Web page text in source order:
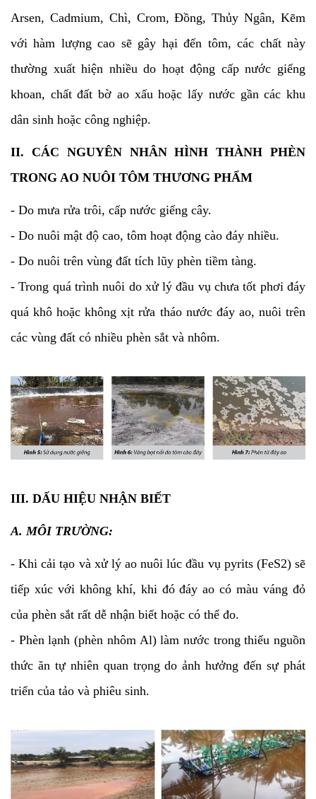
Arsen, Cadmium, Chì, Crom, Đồng, Thủy Ngân, Kẽm
với hàm lượng cao sẽ gây hại đến tôm, các chất này
thường xuất hiện nhiều do hoạt động cấp nước giếng
khoan, chất đất bờ ao xấu hoặc lấy nước gần các khu
dân sinh hoặc công nghiệp.
II. CÁC NGUYÊN NHÂN HÌNH THÀNH PHÈN
TRONG AO NUÔI TÔM THƯƠNG PHẨM
- Do mưa rửa trôi, cấp nước giếng cây.
- Do nuôi mật độ cao, tôm hoạt động cào đáy nhiều.
- Do nuôi trên vùng đất tích lũy phèn tiềm tàng.
- Trong quá trình nuôi do xử lý đầu vụ chưa tốt phơi đáy
quá khô hoặc không xịt rửa tháo nước đáy ao, nuôi trên
các vùng đất có nhiều phèn sắt và nhôm.
III. DẤU HIỆU NHẬN BIẾT
A. MÔI TRƯỜNG:
- Khi cải tạo và xử lý ao nuôi lúc đầu vụ pyrits (FeS2) sẽ
tiếp xúc với không khí, khi đó đáy ao có màu váng đỏ
của phèn sắt rất dễ nhận biết hoặc có thể đo.
- Phèn lạnh (phèn nhôm Al) làm nước trong thiếu nguồn
thức ăn tự nhiên quan trọng do ảnh hưởng đến sự phát
triển của tảo và phiêu sinh.